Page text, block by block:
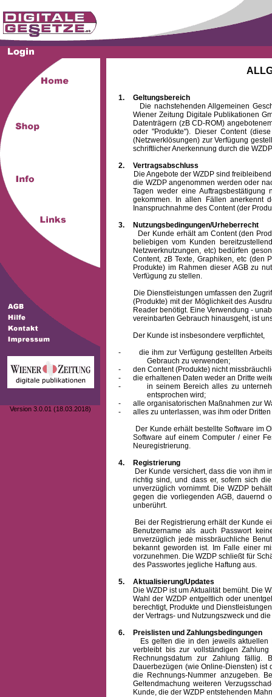
Version 3.0.01 (18.03.2018)
1.
Geltungsbereich
Die nachstehenden Allgemeinen
Wiener Zeitung Digitale Publikationen
Datenträgern (zB CD-ROM)
oder "Produkte"). Dieser Content
(Netzwerklösungen) zur Verfügung
schriftlicher Anerkennung durch die
2.
Vertragsabschluss
Die Angebote der WZDP sind freibleibend.
die WZDP angenommen werden oder
Tagen weder eine
gekommen. In allen Fällen anerkennt
Inanspruchnahme des Content (der
3.
Nutzungsbedingungen/Urheberrecht
Der Kunde erhält am Content (den
beliebigen vom Kunden
Netzwerknutzungen, etc) bedürfen
Content, zB Texte, Graphiken, etc (den
Produkte) im Rahmen dieser AGB zu
Verfügung zu stellen.
Die Dienstleistungen umfassen den Zugriff
(Produkte) mit der Möglichkeit des
Reader benötigt. Eine Verwendung -
vereinbarten Gebrauch hinausgeht, ist
Der Kunde ist insbesondere verpflichtet,
-
die ihm zur Verfügung gestellten
Gebrauch zu verwenden;
-
den Content (Produkte) nicht
-
die erhaltenen Daten weder an Dritte
-
in seinem Bereich alles zu
entsprochen wird;
-
alle organisatorischen Maßnahmen zur
-
alles zu unterlassen, was ihm oder
Der Kunde erhält bestellte Software im
Software auf einem Computer / einer
Neuregistrierung.
4.
Registrierung
Der Kunde versichert, dass die von ihm
richtig sind, und dass er, sofern sich
unverzüglich vornimmt. Die WZDP
gegen die vorliegenden AGB, dauernd
unberührt.
Bei der Registrierung erhält der Kunde
Benutzernameals auch Passwort
unverzüglich jede missbräuchliche
bekannt geworden ist. Im Falle einer
vorzunehmen. Die WZDP schließt für
des Passwortes jegliche Haftung aus.
5.
Aktualisierung/Updates
Die WZDP ist um Aktualität bemüht. Die
Wahl der WZDP entgeltlich oder
berechtigt, Produkte und
der Vertrags- und Nutzungszweck und
6.
Preislisten und Zahlungsbedingungen
Es gelten die in den jeweils aktuellen
verbleibt bis zur vollständigen
Rechnungsdatum zur Zahlung fällig.
Dauerbezügen (wie Online-Diensten)
die Rechnungs-Nummer anzugeben.
Geltendmachung weiteren
Kunde, die der WZDP entstehenden